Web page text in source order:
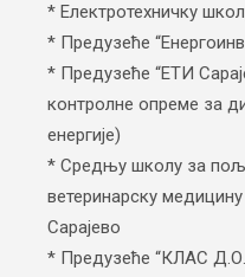
* Електротехничку
* Предузеће
* Предузеће “ЕТИ
контролне опреме за
енергије)
* Средњу школу за
ветеринарску
Сарајево
* Предузеће “КЛАС